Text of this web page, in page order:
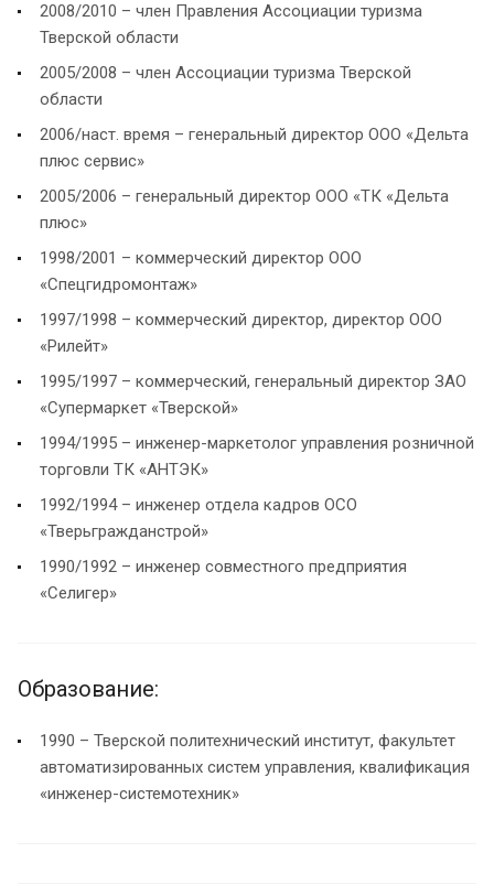
2008/2010 – член Правления Ассоциации туризма
Тверской области
2005/2008 – член Ассоциации туризма Тверской
области
2006/наст. время – генеральный директор ООО «Дельта
плюс сервис»
2005/2006 – генеральный директор ООО «ТК «Дельта
плюс»
1998/2001 – коммерческий директор ООО
«Спецгидромонтаж»
1997/1998 – коммерческий директор, директор ООО
«Рилейт»
1995/1997 – коммерческий, генеральный директор ЗАО
«Супермаркет «Тверской»
1994/1995 – инженер-маркетолог управления розничной
торговли ТК «АНТЭК»
1992/1994 – инженер отдела кадров ОСО
«Тверьгражданстрой»
1990/1992 – инженер совместного предприятия
«Селигер»
Образование:
1990 – Тверской политехнический институт, факультет
автоматизированных систем управления, квалификация
«инженер-системотехник»